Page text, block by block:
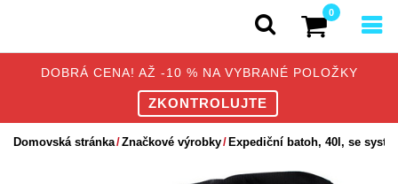
DOBRÁ CENA! AŽ -10 % NA VYBRANÉ POLOŽKY
ZKONTROLUJTE
0
Domovská stránka Značkové výrobky Expediční batoh, 40l, se